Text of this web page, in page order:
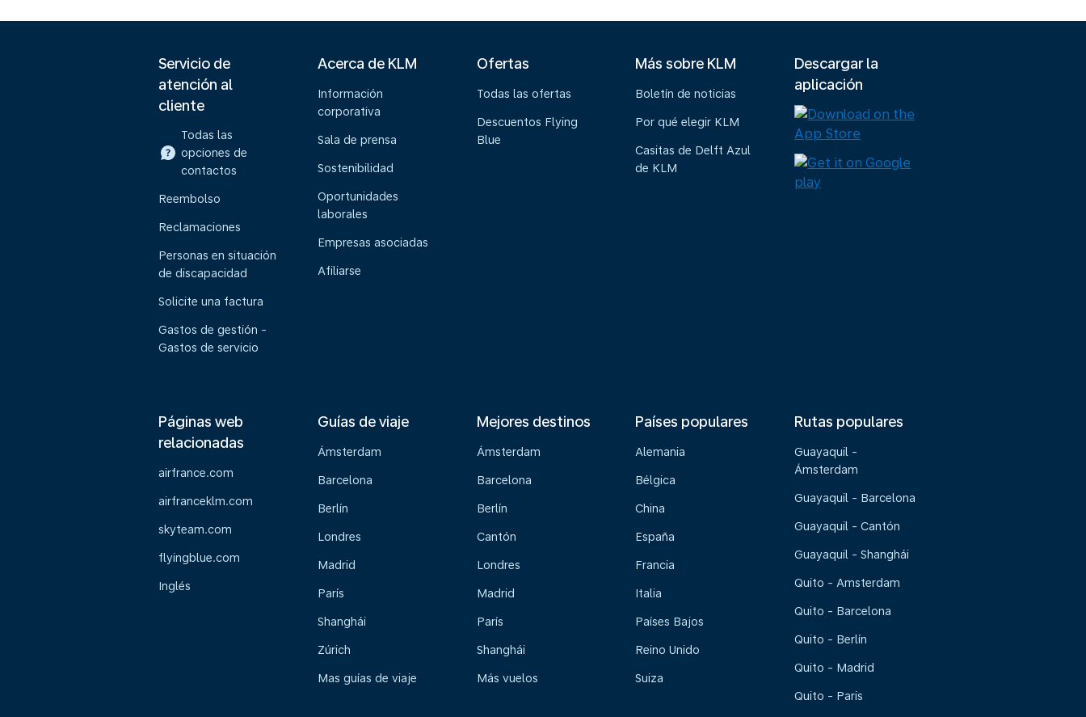
Servicio de
atención al
cliente
Todas las
opciones de
contactos
Reembolso
Reclamaciones
Personas en situación
de discapacidad
Solicite una factura
Gastos de gestión -
Gastos de servicio
Acerca de KLM
Información
corporativa
Sala de prensa
Sostenibilidad
Oportunidades
laborales
Empresas asociadas
Afiliarse
Ofertas
Todas las ofertas
Descuentos Flying
Blue
Más sobre KLM
Boletín de noticias
Por qué elegir KLM
Casitas de Delft Azul
de KLM
Descargar la
aplicación
Páginas web
relacionadas
airfrance.com
airfranceklm.com
skyteam.com
flyingblue.com
Inglés
Guías de viaje
Ámsterdam
Barcelona
Berlín
Londres
Madrid
París
Shanghái
Zúrich
Mas guías de viaje
Mejores destinos
Ámsterdam
Barcelona
Berlín
Cantón
Londres
Madrid
París
Shanghái
Más vuelos
Países populares
Alemania
Bélgica
China
España
Francia
Italia
Países Bajos
Reino Unido
Suiza
Rutas populares
Guayaquil -
Ámsterdam
Guayaquil - Barcelona
Guayaquil - Cantón
Guayaquil - Shanghái
Quito - Amsterdam
Quito - Barcelona
Quito - Berlín
Quito - Madrid
Quito - Paris